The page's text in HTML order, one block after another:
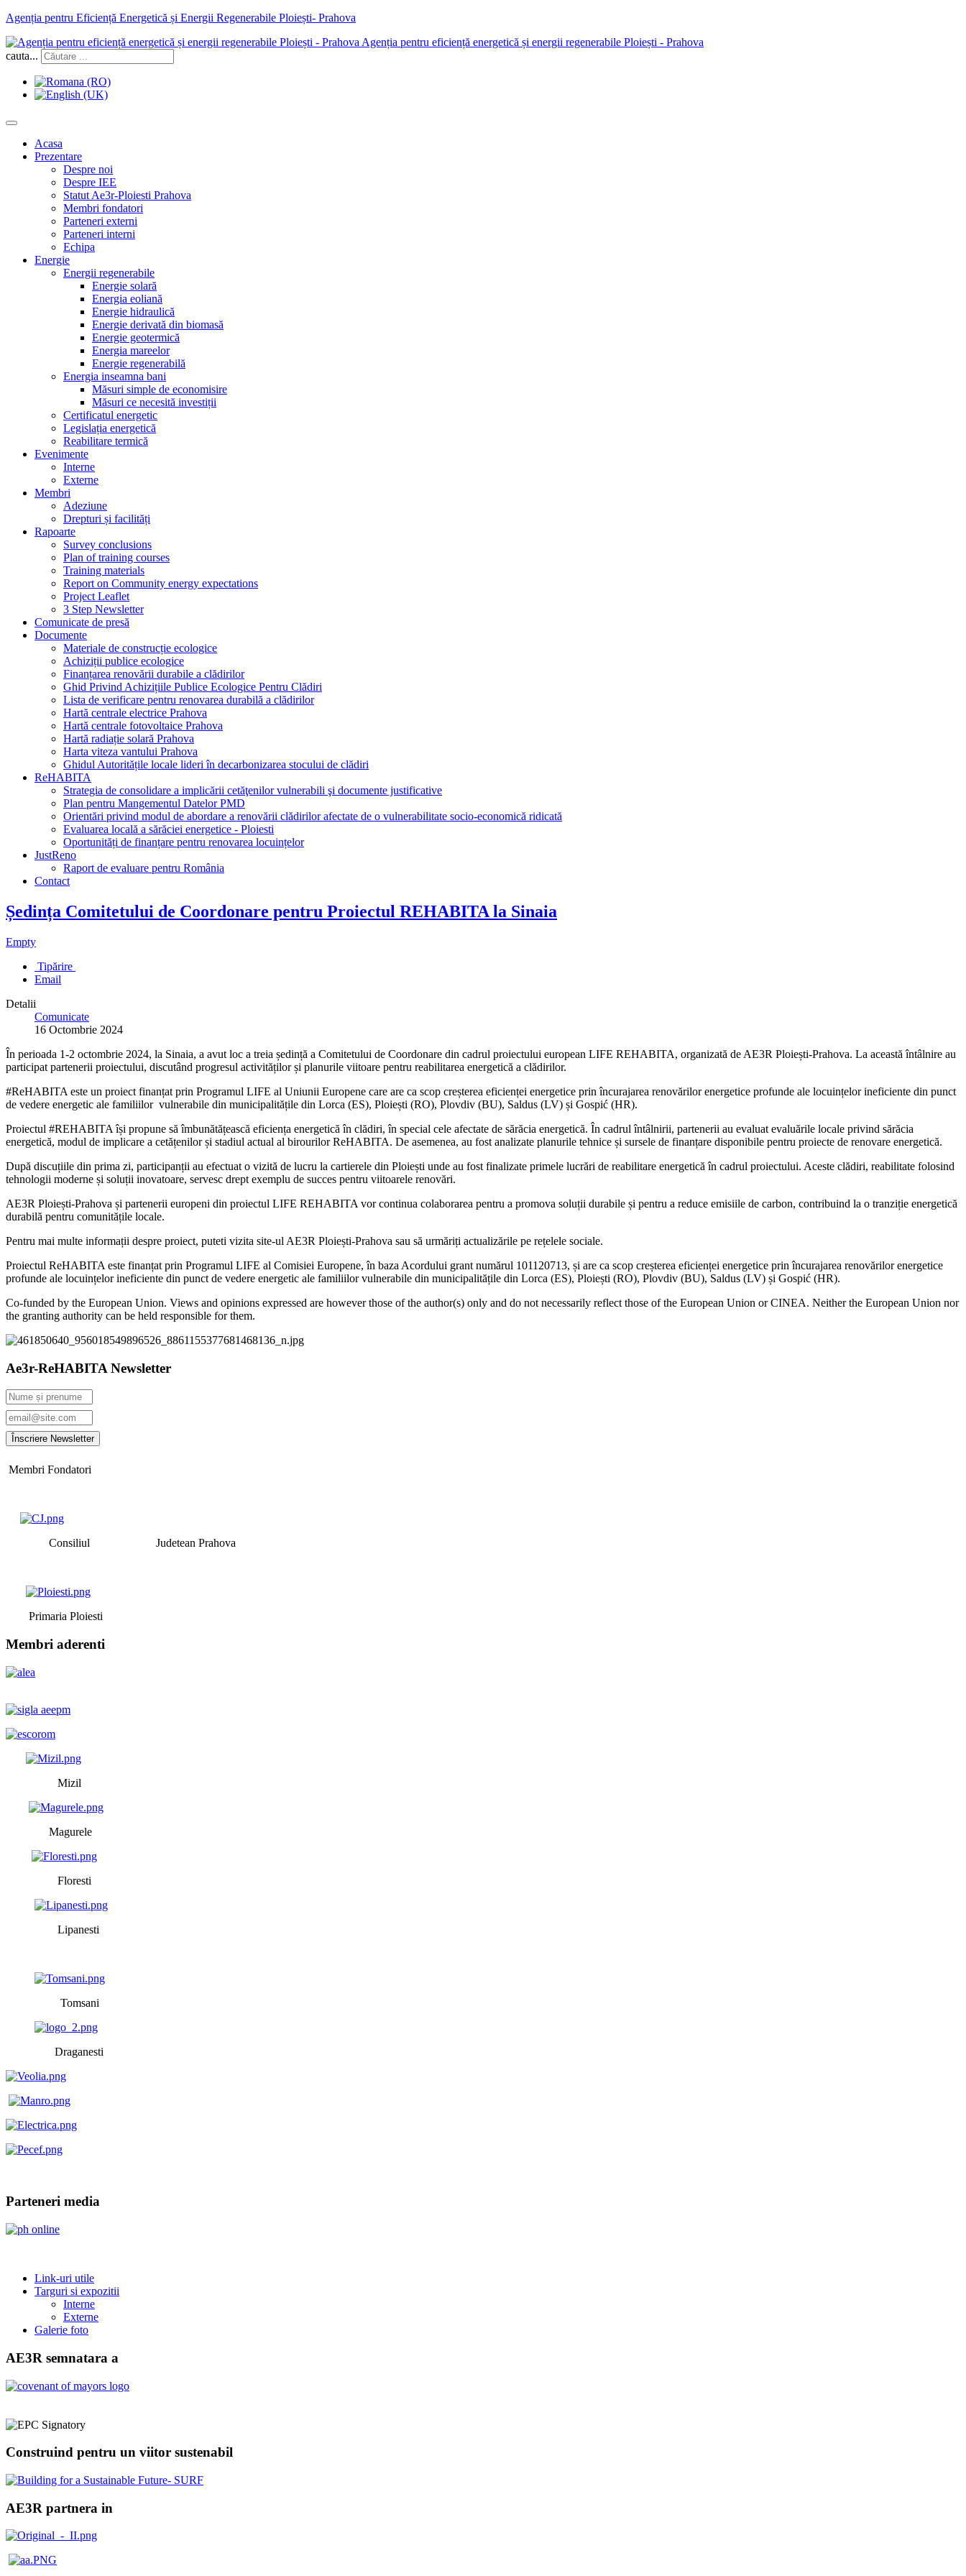
Agenția pentru Eficiență Energetică și Energii Regenerabile Ploiești- Prahova
Agenția pentru eficiență energetică și energii regenerabile Ploiești - Prahova
cauta...
Acasa
Prezentare
Despre noi
Despre IEE
Statut Ae3r-Ploiesti Prahova
Membri fondatori
Parteneri externi
Parteneri interni
Echipa
Energie
Energii regenerabile
Energie solară
Energia eoliană
Energie hidraulică
Energie derivată din biomasă
Energie geotermică
Energia mareelor
Energie regenerabilă
Energia inseamna bani
Măsuri simple de economisire
Măsuri ce necesită investiții
Certificatul energetic
Legislația energetică
Reabilitare termică
Evenimente
Interne
Externe
Membri
Adeziune
Drepturi și facilități
Rapoarte
Survey conclusions
Plan of training courses
Training materials
Report on Community energy expectations
Project Leaflet
3 Step Newsletter
Comunicate de presă
Documente
Materiale de construcție ecologice
Achiziții publice ecologice
Finanțarea renovării durabile a clădirilor
Ghid Privind Achizițiile Publice Ecologice Pentru Clădiri
Lista de verificare pentru renovarea durabilă a clădirilor
Hartă centrale electrice Prahova
Hartă centrale fotovoltaice Prahova
Hartă radiație solară Prahova
Harta viteza vantului Prahova
Ghidul Autoritățile locale lideri în decarbonizarea stocului de clădiri
ReHABITA
Strategia de consolidare a implicării cetăţenilor vulnerabili şi documente justificative
Plan pentru Mangementul Datelor PMD
Orientări privind modul de abordare a renovării clădirilor afectate de o vulnerabilitate socio-economică ridicată
Evaluarea locală a sărăciei energetice - Ploiesti
Oportunități de finanțare pentru renovarea locuințelor
JustReno
Raport de evaluare pentru România
Contact
Ședința Comitetului de Coordonare pentru Proiectul REHABITA la Sinaia
Empty
Tipărire
Email
Detalii
Comunicate
16 Octombrie 2024
În perioada 1-2 octombrie 2024, la Sinaia, a avut loc a treia ședință a Comitetului de Coordonare din cadrul proiectului european LIFE REHABITA, organizată de AE3R Ploiești-Prahova. La această întâlnire au
participat partenerii proiectului, discutând progresul activităților și planurile viitoare pentru reabilitarea energetică a clădirilor.
#ReHABITA este un proiect finanțat prin Programul LIFE al Uniunii Europene care are ca scop creșterea eficienței energetice prin încurajarea renovărilor energetice profunde ale locuințelor ineficiente din punct
de vedere energetic ale familiilor vulnerabile din municipalitățile din Lorca (ES), Ploiești (RO), Plovdiv (BU), Saldus (LV) și Gospić (HR).
Proiectul #REHABITA își propune să îmbunătățească eficiența energetică în clădiri, în special cele afectate de sărăcia energetică. În cadrul întâlnirii, partenerii au evaluat evaluările locale privind sărăcia
energetică, modul de implicare a cetățenilor și stadiul actual al birourilor ReHABITA. De asemenea, au fost analizate planurile tehnice și sursele de finanțare disponibile pentru proiecte de renovare energetică.
După discuțiile din prima zi, participanții au efectuat o vizită de lucru la cartierele din Ploiești unde au fost finalizate primele lucrări de reabilitare energetică în cadrul proiectului. Aceste clădiri, reabilitate folosind
tehnologii moderne și soluții inovatoare, servesc drept exemplu de succes pentru viitoarele renovări.
AE3R Ploiești-Prahova și partenerii europeni din proiectul LIFE REHABITA vor continua colaborarea pentru a promova soluții durabile și pentru a reduce emisiile de carbon, contribuind la o tranziție energetică
durabilă pentru comunitățile locale.
Pentru mai multe informații despre proiect, puteti vizita site-ul AE3R Ploiești-Prahova sau să urmăriți actualizările pe rețelele sociale.
Proiectul ReHABITA este finanțat prin Programul LIFE al Comisiei Europene, în baza Acordului grant numărul 101120713, și are ca scop creșterea eficienței energetice prin încurajarea renovărilor energetice
profunde ale locuințelor ineficiente din punct de vedere energetic ale familiilor vulnerabile din municipalitățile din Lorca (ES), Ploiești (RO), Plovdiv (BU), Saldus (LV) și Gospić (HR).
Co-funded by the European Union. Views and opinions expressed are however those of the author(s) only and do not necessarily reflect those of the European Union or CINEA. Neither the European Union nor
the granting authority can be held responsible for them.
Ae3r-ReHABITA Newsletter
Membri Fondatori
Consiliul Judetean Prahova
Primaria Ploiesti
Membri aderenti
Mizil
Magurele
Floresti
Lipanesti
Tomsani
Draganesti
Parteneri media
Link-uri utile
Targuri si expozitii
Interne
Externe
Galerie foto
AE3R semnatara a
Construind pentru un viitor sustenabil
AE3R partnera in